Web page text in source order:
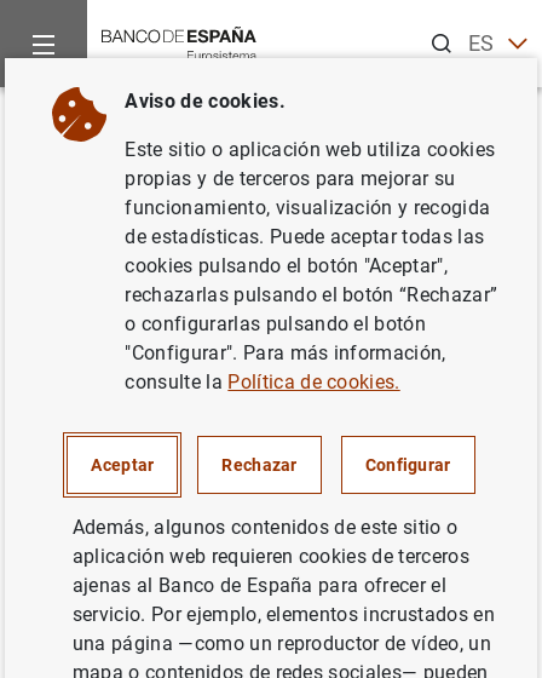
ESEN
Inicio Noticias y eventos
Volver
Estado financiero consolidado
del Eurosistema al 2 de
noviembre de 2001
SITUACIÓN ECONÓMICA
POLÍTICA MONETARIA
Estado financiero consolidado del
Eurosistema al 2 de noviembre de 2001
Aviso de cookies.
Este sitio o aplicación web utiliza cookies
propias y de terceros para mejorar su
funcionamiento, visualización y recogida
de estadísticas. Puede aceptar todas las
cookies pulsando el botón "Aceptar",
rechazarlas pulsando el botón “Rechazar”
o configurarlas pulsando el botón
"Configurar". Para más información,
consulte la Política de cookies.
Aceptar Rechazar Configurar
Además, algunos contenidos de este sitio o
aplicación web requieren cookies de terceros
ajenas al Banco de España para ofrecer el
servicio. Por ejemplo, elementos incrustados en
una página —como un reproductor de vídeo, un
mapa o contenidos de redes sociales— pueden